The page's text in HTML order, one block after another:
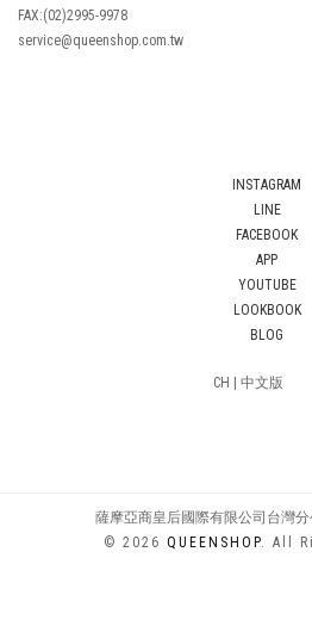
FAX:(02)2995-9978
service@queenshop.com.tw
INSTAGRAM
LINE
FACEBOOK
APP
YOUTUBE
LOOKBOOK
BLOG
薩摩亞商皇后國際有限公司台灣分
© 2026 QUEENSHOP. All